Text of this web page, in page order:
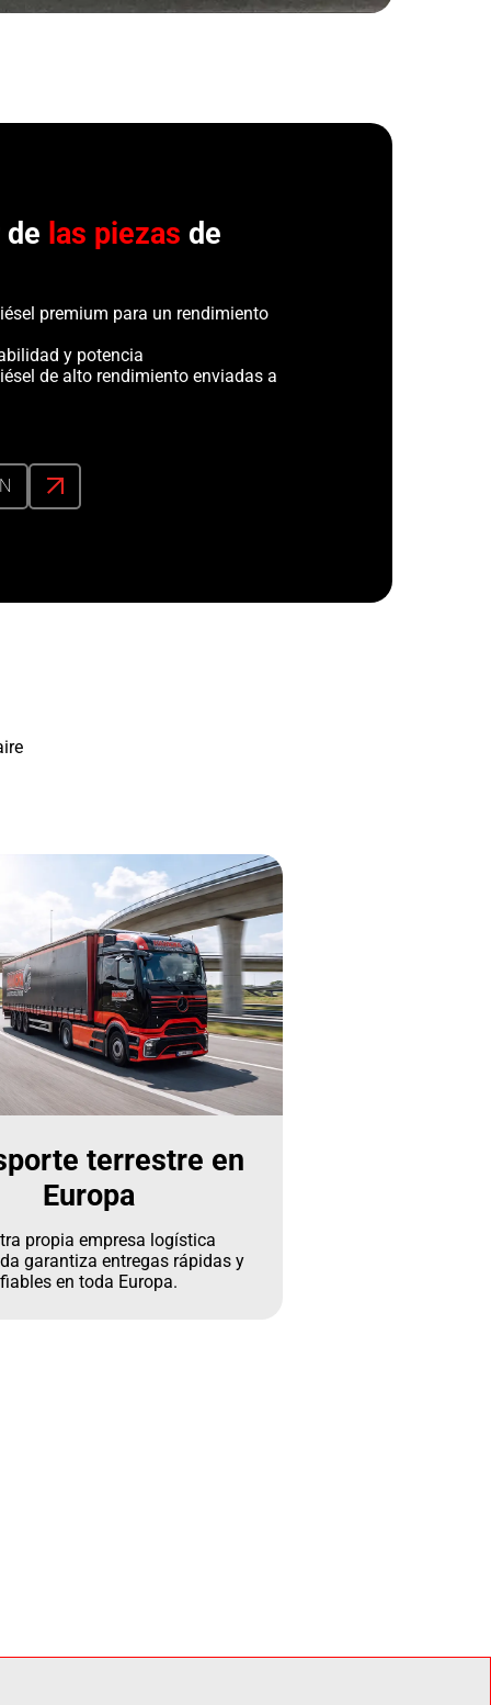
de las piezas de
premium para un rendimiento
y potencia
de alto rendimiento enviadas a
terrestre en
Europa
propia empresa logística
garantiza entregas rápidas y
fiables en toda Europa.